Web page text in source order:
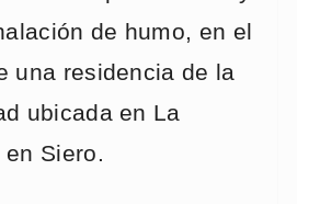
de humo, en el
una residencia de la
ubicada en La
Siero.